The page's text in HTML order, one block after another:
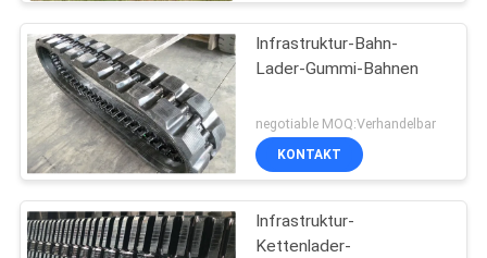
Infrastruktur-Bahn-
Lader-Gummi-Bahnen
negotiable MOQ:Verhandelbar
KONTAKT
Infrastruktur-
Kettenlader-